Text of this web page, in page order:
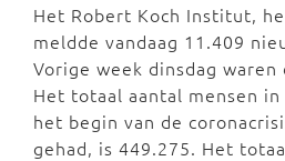
Het Robert Koch Institut,
meldde vandaag 11.409
Vorige week dinsdag
Het totaal aantal mensen
het begin van de
gehad, is 449.275. Het